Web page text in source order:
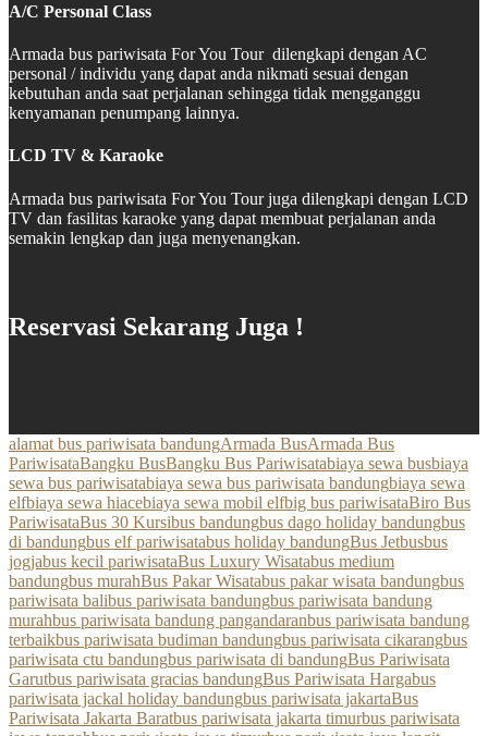
A/C Personal Class
Armada bus pariwisata For You Tour dilengkapi dengan AC
personal / individu yang dapat anda nikmati sesuai dengan
kebutuhan anda saat perjalanan sehingga tidak mengganggu
kenyamanan penumpang lainnya.
LCD TV & Karaoke
Armada bus pariwisata For You Tour juga dilengkapi dengan LCD
TV dan fasilitas karaoke yang dapat membuat perjalanan anda
semakin lengkap dan juga menyenangkan.
Reservasi Sekarang Juga !
alamat bus pariwisata bandungArmada BusArmada Bus
PariwisataBangku BusBangku Bus Pariwisatabiaya sewa busbiaya
sewa bus pariwisatabiaya sewa bus pariwisata bandungbiaya sewa
elfbiaya sewa hiacebiaya sewa mobil elfbig bus pariwisataBiro Bus
PariwisataBus 30 Kursibus bandungbus dago holiday bandungbus
di bandungbus elf pariwisatabus holiday bandungBus Jetbusbus
jogjabus kecil pariwisataBus Luxury Wisatabus medium
bandungbus murahBus Pakar Wisatabus pakar wisata bandungbus
pariwisata balibus pariwisata bandungbus pariwisata bandung
murahbus pariwisata bandung pangandaranbus pariwisata bandung
terbaikbus pariwisata budiman bandungbus pariwisata cikarangbus
pariwisata ctu bandungbus pariwisata di bandungBus Pariwisata
Garutbus pariwisata gracias bandungBus Pariwisata Hargabus
pariwisata jackal holiday bandungbus pariwisata jakartaBus
Pariwisata Jakarta Baratbus pariwisata jakarta timurbus pariwisata